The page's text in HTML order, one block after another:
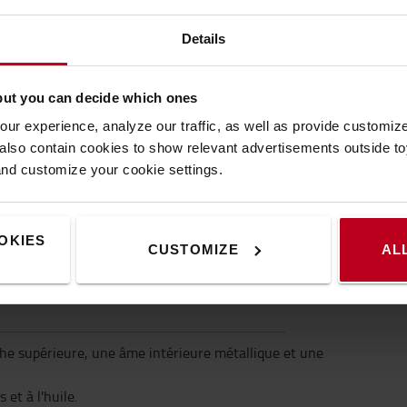
Details
you can decide which ones
experience, analyze our traffic, as well as provide
contain cookies to show relevant advertisements outside
customize your cookie settings.
CUSTOMIZE
Spécification
la sécurité durant la manipulation
de protéger les surfaces délicates.
secondes, pour un résultat incomparable :
glisse et ne tombe des fourches est
en option
télescopiques
supérieure, une âme intérieure métallique et une
et à l'huile.
Poids: